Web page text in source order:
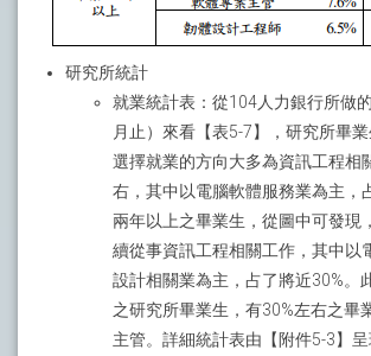
研究所統計
就業統計表：從104人力銀行所做
月止）來看【表5-7】，研究所畢
選擇就業的方向大多為資訊工程相
右，其中以電腦軟體服務業為主，
兩年以上之畢業生，從圖中可發現
續從事資訊工程相關工作，其中以
設計相關業為主，占了將近30%。
之研究所畢業生，有30%左右之畢
主管。詳細統計表由【附件5-3】呈